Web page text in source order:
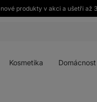
produkty v akci a ušetři až
Kosmetika Domácnost